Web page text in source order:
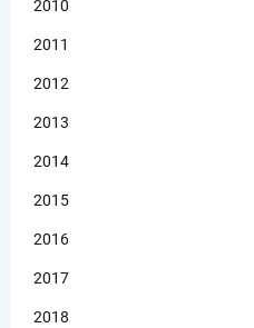
2010
2011
2012
2013
2014
2015
2016
2017
2018